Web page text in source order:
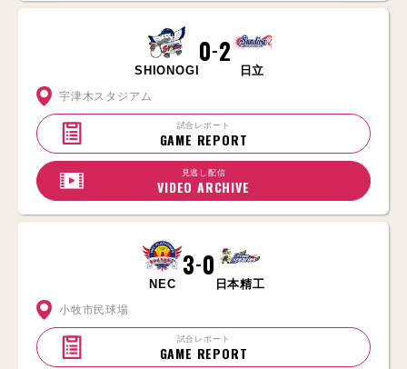
SHIONOGI
0-2
日立
宇津木スタジアム
試合レポート
GAME REPORT
見逃し配信
VIDEO ARCHIVE
NEC
3-0
日本精工
小牧市民球場
試合レポート
GAME REPORT